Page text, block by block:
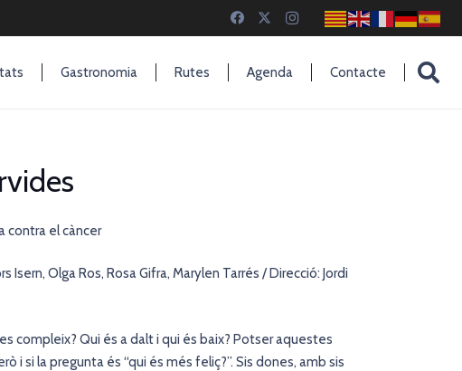
Gastronomia Rutes Agenda Contacte
contra el càncer
Olga Ros, Rosa Gifra, Marylen Tarrés / Direcció: Jordi
compleix? Qui és a dalt i qui és baix? Potser aquestes
si la pregunta és “qui és més feliç?”. Sis dones, amb sis